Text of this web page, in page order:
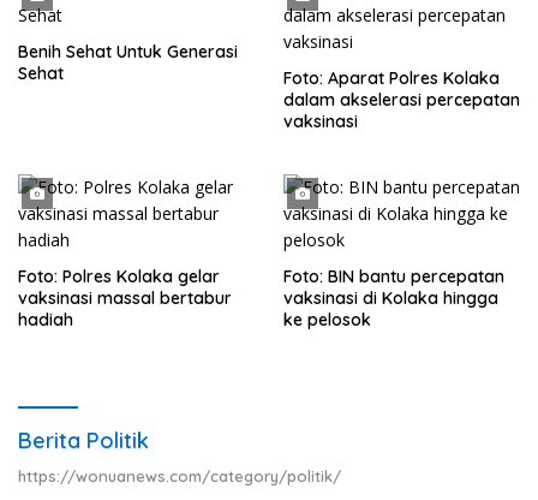
Benih Sehat Untuk Generasi
Sehat
Foto: Aparat Polres Kolaka
dalam akselerasi percepatan
vaksinasi
Foto: Polres Kolaka gelar
vaksinasi massal bertabur
hadiah
Foto: BIN bantu percepatan
vaksinasi di Kolaka hingga
ke pelosok
Berita Politik
https://wonuanews.com/category/politik/